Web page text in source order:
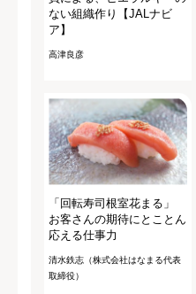
ない組織作り【JALナビ
ア】
高津良彦
「回転寿司根室花まる」
お客さんの期待にとことん
応える仕事力
清水鉄志（株式会社はなまる代表
取締役）